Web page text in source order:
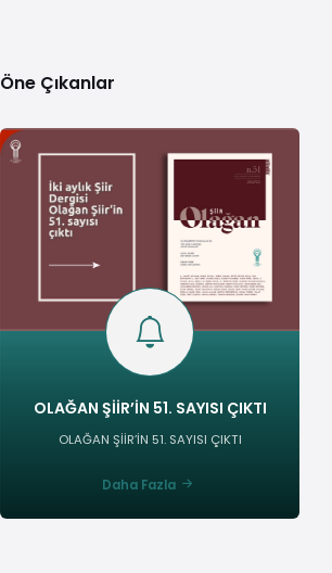
Öne Çıkanlar
OLAĞAN ŞİİR’İN 51. SAYISI ÇIKTI
OLAĞAN ŞİİR’İN 51. SAYISI ÇIKTI
Daha Fazla